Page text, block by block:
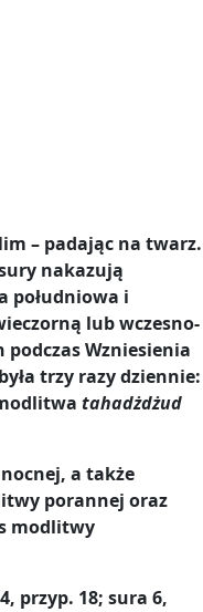
– padając na twarz.
nakazują
południowa i
lub wczesno-
Wzniesienia
trzy razy dziennie:
tahadżdżud
a także
porannej oraz
modlitwy
przyp. 18; sura 6,